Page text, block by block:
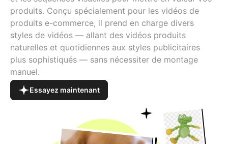
produits. Conçu spécialement pour les vidéos de
produits e-commerce, il prend en charge divers
styles de vidéos — allant des vidéos produits
naturelles et quotidiennes aux styles publicitaires
plus sophistiqués — sans nécessiter de montage
manuel.
Essayez maintenant